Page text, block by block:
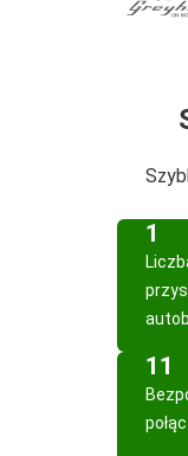
1
11